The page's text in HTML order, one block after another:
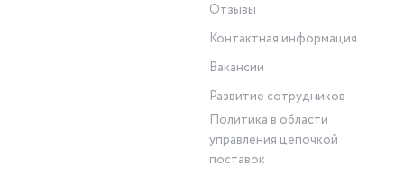
Отзывы
Контактная информация
Вакансии
Развитие сотрудников
Политика в области
управления цепочкой
поставок